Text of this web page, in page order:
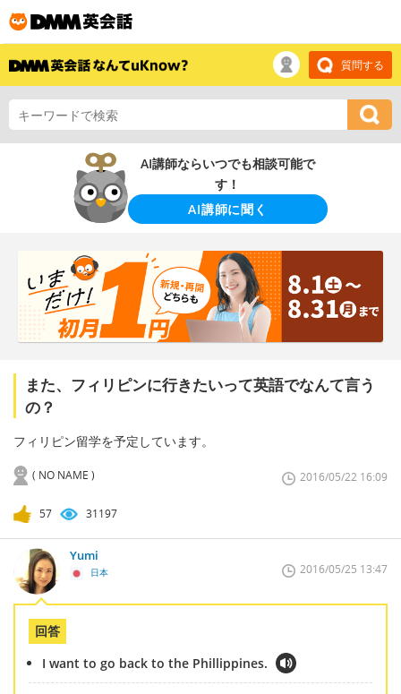
質問する
AI講師ならいつでも相談可能で
す！
AI講師に聞く
また、フィリピンに行きたいって英語でなんて言う
の？
フィリピン留学を予定しています。
( NO NAME ) 2016/05/22 16:09
57 31197
Yumi
日本 2016/05/25 13:47
回答
I want to go back to the Phillippines.